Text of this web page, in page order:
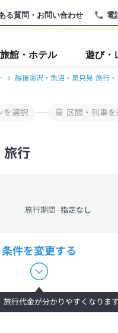
電
る質問・お問い合わせ
館・ホテル 遊び・
越後湯沢・魚沼・奥只見 旅行・
を選択 区間・列車を
旅行
旅行期間 指定なし
旅行代金が分かりやすくなります